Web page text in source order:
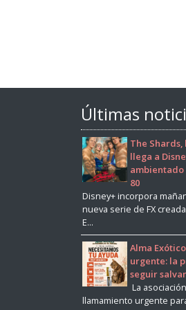
Últimas
The
llega a
ambientado
80
Disney+ incorpora
nueva serie de FX
E...
Alma
urgente: la
seguir
La
llamamiento urgente